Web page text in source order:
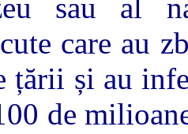
sau al
care au
țării și au
de